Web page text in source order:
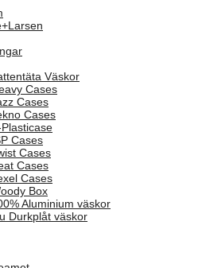
Väskor
Cases
Cases
Cases
Cases
Cases
Cases
Cases
Box
Aluminium väskor
Durkplåt väskor